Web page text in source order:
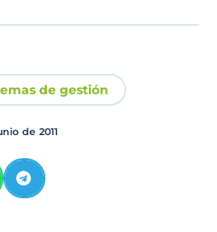
de gestión
de 2011